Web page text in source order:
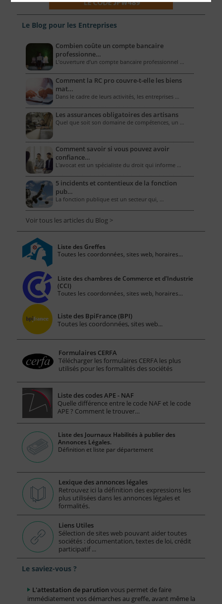
Le Blog pour les Entreprises
Combien coûte un compte bancaire
professionne…
L’ouverture d’un compte bancaire professionnel …
Comment la RC pro couvre-t-elle les biens
mat…
Dans le cadre de leurs activités, les entreprises …
Les assurances obligatoires des artisans
Quel que soit son domaine de compétences, un …
Comment savoir si vous pouvez avoir
confiance…
L'avocat est un spécialiste du droit qui informe …
5 incidents et contentieux de la fonction
pub…
La fonction publique est un secteur qui, …
Voir tous les articles du Blog >
Liste des Greffes
Toutes les coordonnées, sites web, horaires...
Liste des chambres de Commerce et d'Industrie
(CCI)
Toutes les coordonnées, sites web, horaires...
Liste des BpiFrance (BPI)
Toutes les coordonnées, sites web...
Formulaires CERFA
Télécharger les formulaires CERFA les plus
utilisés pour les formalités des sociétés
Liste des codes APE - NAF
Quelle différence entre le code NAF et le code
APE ? Comment le trouver…
Liste des Journaux Habilités à publier des
Annonces Légales.
Définition et liste par département
Lexique des annonces légales
Retrouvez ici la définition des expressions les
plus utilisées dans les annonces légales et
formalités.
Liens Utiles
Sélection de sites web pouvant aider toutes
sociétés : documentation, textes de loi, crédit
participatif ...
Le saviez-vous ?
L'attestation de parution vous permet de faire
immédiatement vos démarches au greffe, avant même la